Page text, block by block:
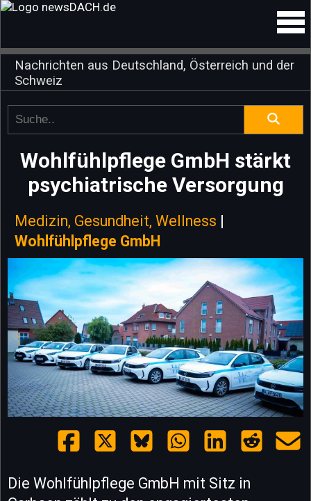
Nachrichten aus Deutschland, Österreich und der
Schweiz
Wohlfühlpflege GmbH stärkt
psychiatrische Versorgung
Medizin, Gesundheit, Wellness |
Wohlfühlpflege GmbH
Die Wohlfühlpflege GmbH mit Sitz in